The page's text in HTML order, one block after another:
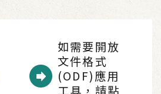
如需要開放
文件格式
(ODF)應用
工具，請點